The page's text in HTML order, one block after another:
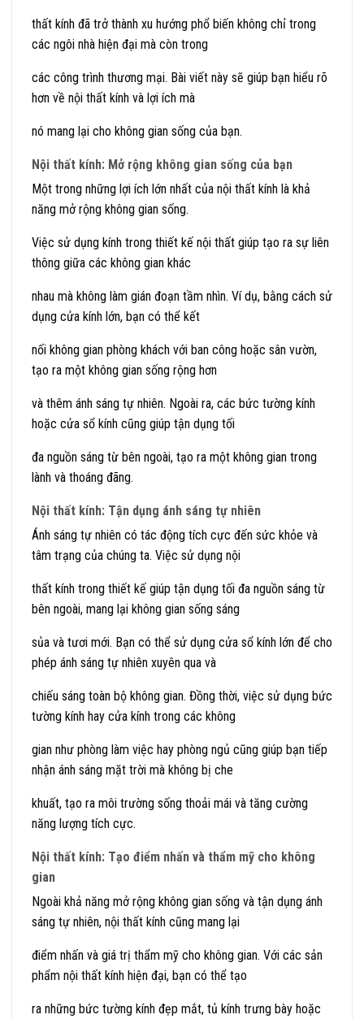
thất kính đã trở thành xu hướng phổ biến không chỉ trong
các ngôi nhà hiện đại mà còn trong
các công trình thương mại. Bài viết này sẽ giúp bạn hiểu rõ
hơn về nội thất kính và lợi ích mà
nó mang lại cho không gian sống của bạn.
Nội thất kính: Mở rộng không gian sống của bạn
Một trong những lợi ích lớn nhất của nội thất kính là khả
năng mở rộng không gian sống.
Việc sử dụng kính trong thiết kế nội thất giúp tạo ra sự liên
thông giữa các không gian khác
nhau mà không làm gián đoạn tầm nhìn. Ví dụ, bằng cách sử
dụng cửa kính lớn, bạn có thể kết
nối không gian phòng khách với ban công hoặc sân vườn,
tạo ra một không gian sống rộng hơn
và thêm ánh sáng tự nhiên. Ngoài ra, các bức tường kính
hoặc cửa sổ kính cũng giúp tận dụng tối
đa nguồn sáng từ bên ngoài, tạo ra một không gian trong
lành và thoáng đãng.
Nội thất kính: Tận dụng ánh sáng tự nhiên
Ánh sáng tự nhiên có tác động tích cực đến sức khỏe và
tâm trạng của chúng ta. Việc sử dụng nội
thất kính trong thiết kế giúp tận dụng tối đa nguồn sáng từ
bên ngoài, mang lại không gian sống sáng
sủa và tươi mới. Bạn có thể sử dụng cửa sổ kính lớn để cho
phép ánh sáng tự nhiên xuyên qua và
chiếu sáng toàn bộ không gian. Đồng thời, việc sử dụng bức
tường kính hay cửa kính trong các không
gian như phòng làm việc hay phòng ngủ cũng giúp bạn tiếp
nhận ánh sáng mặt trời mà không bị che
khuất, tạo ra môi trường sống thoải mái và tăng cường
năng lượng tích cực.
Nội thất kính: Tạo điểm nhấn và thẩm mỹ cho không
gian
Ngoài khả năng mở rộng không gian sống và tận dụng ánh
sáng tự nhiên, nội thất kính cũng mang lại
điểm nhấn và giá trị thẩm mỹ cho không gian. Với các sản
phẩm nội thất kính hiện đại, bạn có thể tạo
ra những bức tường kính đẹp mắt, tủ kính trưng bày hoặc